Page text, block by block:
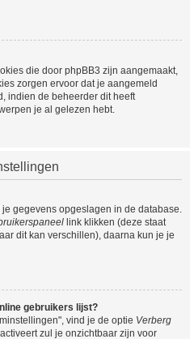
die door phpBB3 zijn aangemaakt,
zorgen ervoor dat je aangemeld
indien de beheerder dit heeft
je al gelezen hebt.
gegevens opgeslagen in de database.
link klikken (deze staat
dit kan verschillen), daarna kun je je
gebruikers lijst?
vind je de optie Verberg
zul je onzichtbaar zijn voor